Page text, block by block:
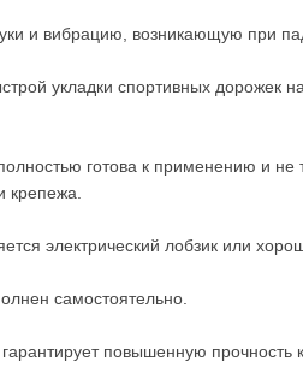
и вибрацию, возникающую при
укладки спортивных дорожек
готова к применению и не
крепежа.
электрический лобзик или
самостоятельно.
повышенную прочность